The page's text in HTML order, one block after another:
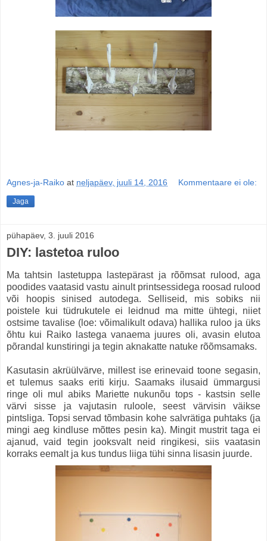
Agnes-ja-Raiko at neljapäev, juuli 14, 2016 Kommentaare ei ole:
Jaga
pühapäev, 3. juuli 2016
DIY: lastetoa ruloo
Ma tahtsin lastetuppa lastepärast ja rõõmsat rulood, aga
poodides vaatasid vastu ainult printsessidega roosad rulood
või hoopis sinised autodega. Selliseid, mis sobiks nii
poistele kui tüdrukutele ei leidnud ma mitte ühtegi, niiet
ostsime tavalise (loe: võimalikult odava) hallika ruloo ja üks
õhtu kui Raiko lastega vanaema juures oli, avasin elutoa
põrandal kunstiringi ja tegin aknakatte natuke rõõmsamaks.
Kasutasin akrüülvärve, millest ise erinevaid toone segasin,
et tulemus saaks eriti kirju. Saamaks ilusaid ümmargusi
ringe oli mul abiks Mariette nukunõu tops - kastsin selle
värvi sisse ja vajutasin ruloole, seest värvisin väikse
pintsliga. Topsi servad tõmbasin kohe salvrätiga puhtaks (ja
mingi aeg kindluse mõttes pesin ka). Mingit mustrit taga ei
ajanud, vaid tegin jooksvalt neid ringikesi, siis vaatasin
korraks eemalt ja kus tundus liiga tühi sinna lisasin juurde.